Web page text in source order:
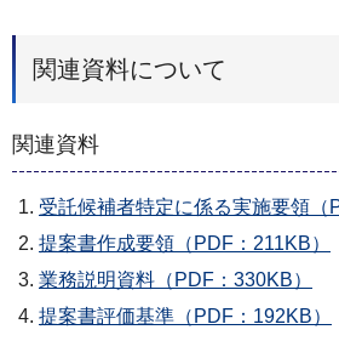
関連資料について
関連資料
受託候補者特定に係る実施要領（
提案書作成要領（PDF：211KB）
業務説明資料（PDF：330KB）
提案書評価基準（PDF：192KB）